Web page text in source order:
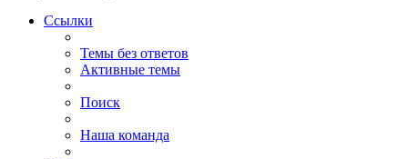
Ссылки
Темы без ответов
Активные темы
Поиск
Наша команда